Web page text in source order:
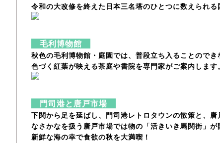
令和の大改修を終えた日本三名塔のひとつに数えられ
毛利博物館
秋色の毛利博物館・庭園では、普段立ち入ることので
色づく紅葉が映える茶庭や書院を専門家がご案内します
門司港と唐戸市場
下関から足を延ばし、門司港レトロタウンの散策と、
なさかなを扱う唐戸市場では物の「活きいき馬関街」が
新鮮な海の幸で食欲の秋を大満喫！